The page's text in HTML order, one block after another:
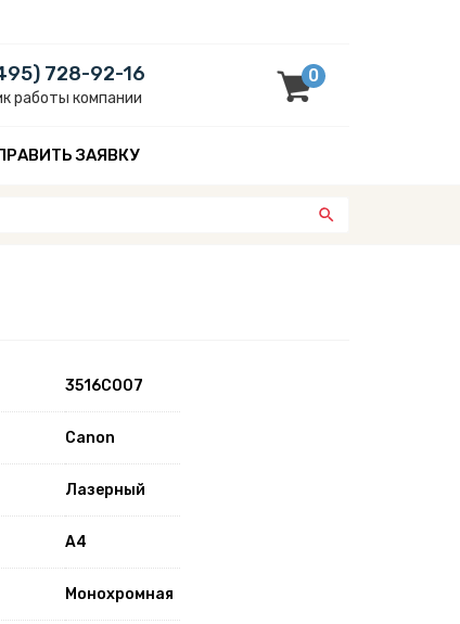
728-92-16
работы компании
0
ЗАЯВКУ
3516C007
Canon
Лазерный
A4
Монохромная